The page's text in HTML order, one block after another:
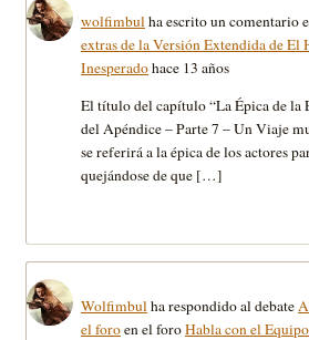
wolfimbulha escrito un comentario
extras de la Versión Extendida de
Inesperadohace 13 años
El título del capítulo “La Épica de la
del Apéndice – Parte 7 – Un Viaje
se referirá a la épica de los actores
quejándose de que […]
Wolfimbulha respondido al debate
el foroen el foroHabla con el